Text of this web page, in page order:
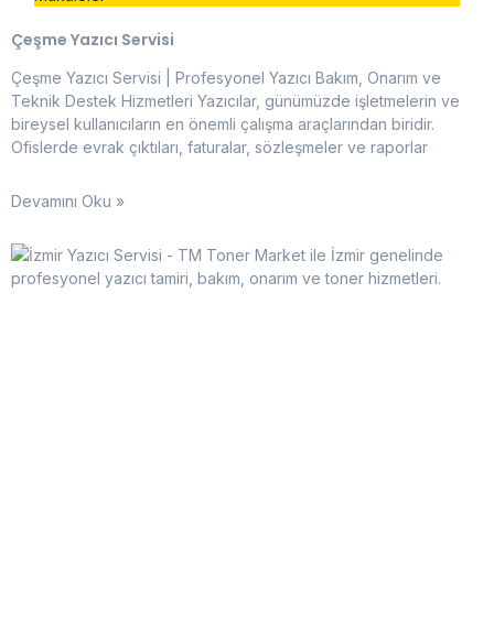
Çeşme Yazıcı Servisi
Çeşme Yazıcı Servisi | Profesyonel Yazıcı Bakım, Onarım ve
Teknik Destek Hizmetleri Yazıcılar, günümüzde işletmelerin ve
bireysel kullanıcıların en önemli çalışma araçlarından biridir.
Ofislerde evrak çıktıları, faturalar, sözleşmeler ve raporlar
Devamını Oku »